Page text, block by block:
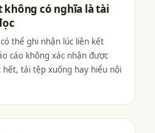
có nghĩa là tài
thể ghi nhận lúc liên kết
cáo không xác nhận được
hết, tải tệp xuống hay hiểu nội